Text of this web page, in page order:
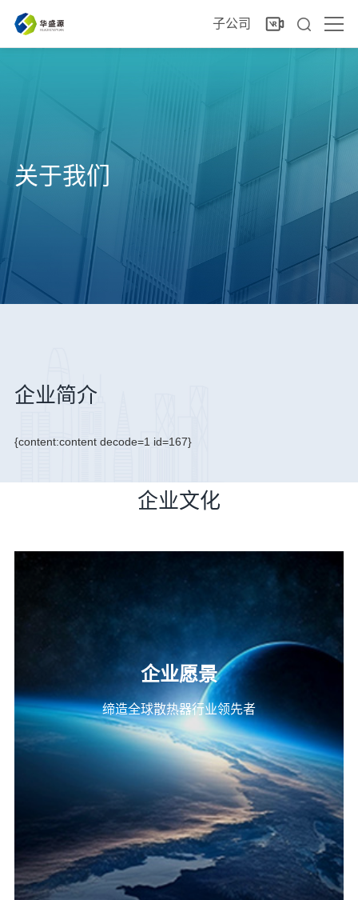
子公司
关于我们
企业简介
{content:content decode=1 id=167}
企业文化
企业愿景
缔造全球散热器行业领先者